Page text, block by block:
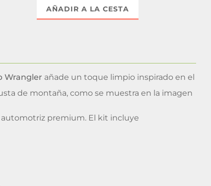
AÑADIR A LA CESTA
Wrangler añade un toque limpio inspirado en el
de montaña, como se muestra en la imagen
premium. El kit incluye